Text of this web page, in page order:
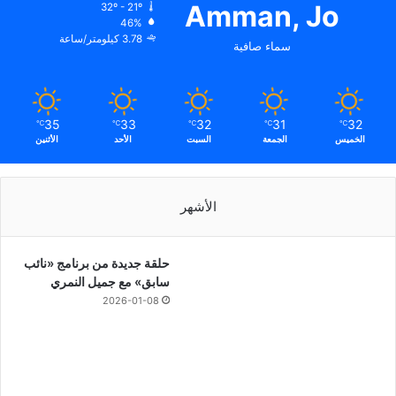
Amman, Jo
سماء صافية
32º - 21º
46%
3.78 كيلومتر/ساعة
32
℃
الخميس
31
℃
الجمعة
32
℃
السبت
33
℃
الأحد
35
℃
الأثنين
الأشهر
حلقة جديدة من برنامج «نائب
سابق» مع جميل النمري
2026-01-08